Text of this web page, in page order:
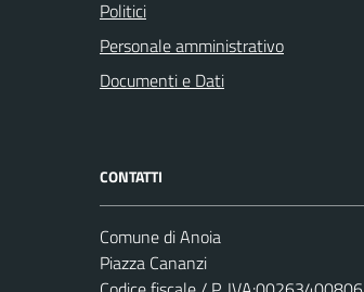
Politici
Personale amministrativo
Documenti e Dati
CONTATTI
Comune di Anoia
Piazza Cananzi